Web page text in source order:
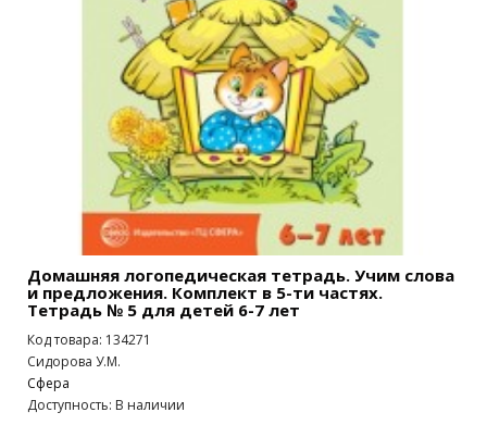
Домашняя логопедическая тетрадь. Учим слова
и предложения. Комплект в 5-ти частях.
Тетрадь № 5 для детей 6-7 лет
Код товара: 134271
Сидорова У.М.
Сфера
Доступность: В наличии